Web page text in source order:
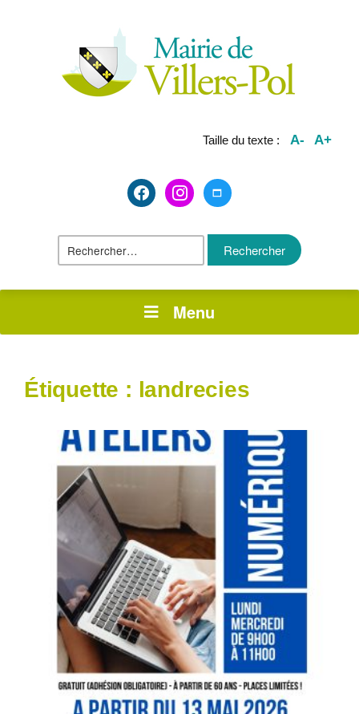
Taille du texte : A- A+
facebook2instagrammaximize
Rechercher :
Menu
Étiquette : landrecies